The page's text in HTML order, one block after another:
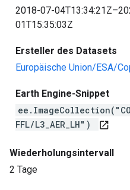
2018-07-
01T15:35:03Z
Ersteller des Datasets
Europäische Union/ESA/
Earth Engine-Snippet
FFL/L3_AER_LH")
open_in_new
Wiederholungsintervall
2 Tage